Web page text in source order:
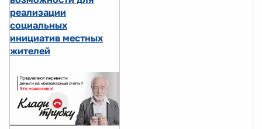
реализации
социальных
инициатив местных
жителей